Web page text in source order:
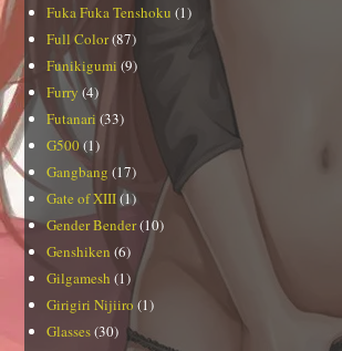
Fuka Fuka Tenshoku (1)
Full Color(87)
Funikigumi (9)
Furry (4)
Futanari (33)
G500(1)
Gangbang (17)
Gate of XIII(1)
Gender Bender(10)
Genshiken (6)
Gilgamesh (1)
Girigiri Nijiiro (1)
Glasses(30)